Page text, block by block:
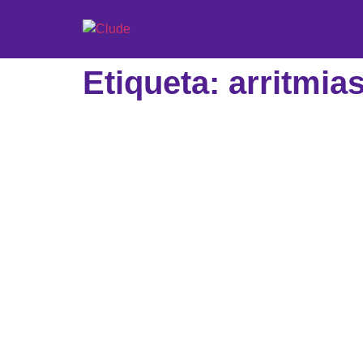
Etiqueta: